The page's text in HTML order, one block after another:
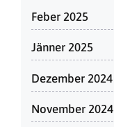
Feber 2025
Jänner 2025
Dezember 2024
November 2024